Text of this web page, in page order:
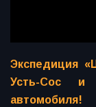
Экспедиция
Усть-Сос
автомобиля!